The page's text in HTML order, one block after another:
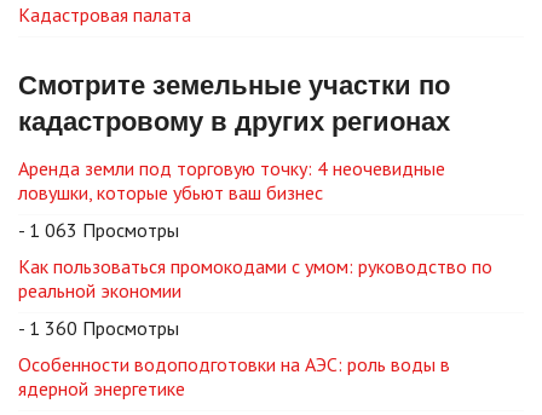
Кадастровая палата
Смотрите земельные участки по
кадастровому в других регионах
Аренда земли под торговую точку: 4 неочевидные
ловушки, которые убьют ваш бизнес
- 1 063 Просмотры
Как пользоваться промокодами с умом: руководство по
реальной экономии
- 1 360 Просмотры
Особенности водоподготовки на АЭС: роль воды в
ядерной энергетике